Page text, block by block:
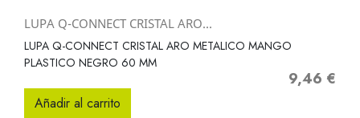
LUPA Q-CONNECT CRISTAL ARO...
LUPA Q-CONNECT CRISTAL ARO METALICO MANGO
PLASTICO NEGRO 60 MM
Precio
9,46 €
Añadir al carrito